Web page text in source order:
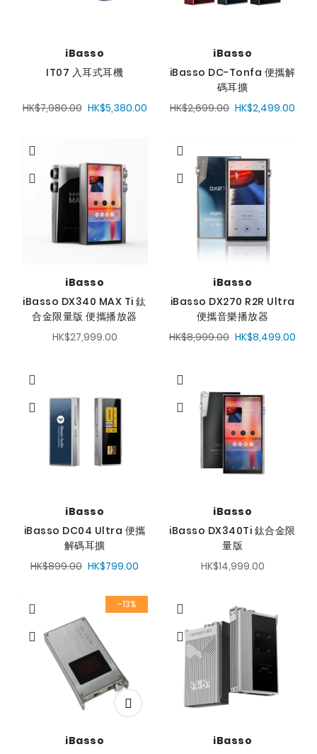
iBasso
IT07 入耳式耳機
HK$5,380.00
HK$7,980.00
iBasso
iBasso DC-Tonfa 便攜解
碼耳擴
HK$2,499.00
HK$2,699.00
iBasso
iBasso DX340 MAX Ti 鈦
合金限量版 便攜播放器
HK$27,999.00
iBasso
iBasso DX270 R2R Ultra
便攜音樂播放器
HK$8,499.00
HK$8,999.00
iBasso
iBasso DC04 Ultra 便攜
解碼耳擴
HK$799.00
HK$899.00
iBasso
iBasso DX340Ti 鈦合金限
量版
HK$14,999.00
-13%
iBasso
iBasso